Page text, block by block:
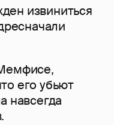
извиниться
его убьют
навсегда